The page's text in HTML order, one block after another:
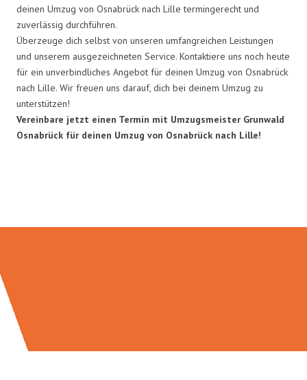
deinen Umzug von Osnabrück nach Lille termingerecht und
zuverlässig durchführen.
Überzeuge dich selbst von unseren umfangreichen Leistungen
und unserem ausgezeichneten Service. Kontaktiere uns noch heute
für ein unverbindliches Angebot für deinen Umzug von Osnabrück
nach Lille. Wir freuen uns darauf, dich bei deinem Umzug zu
unterstützen!
Vereinbare jetzt einen Termin mit Umzugsmeister Grunwald
Osnabrück für deinen Umzug von Osnabrück nach Lille!